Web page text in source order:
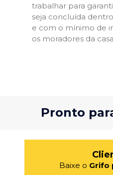
trabalhar para
seja concluída
e com o mínimo de
os moradores da
Pronto
Baixe o Grifo